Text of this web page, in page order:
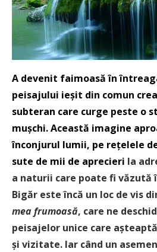
A devenit faimoasă în
peisajului ieşit din comun
subteran care curge peste o
muşchi. Această imagine
înconjurul lumii, pe rețelele
sute de mii de aprecieri la
a naturii care poate fi văzută
Bigăr este încă un loc de vis
mea frumoasă, care ne
peisajelor unice care
și vizitate. Iar când un